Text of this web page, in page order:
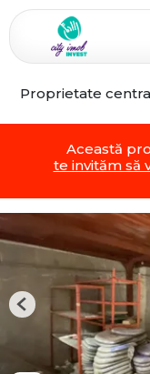
Proprietate
Această
te invităm să
Previous